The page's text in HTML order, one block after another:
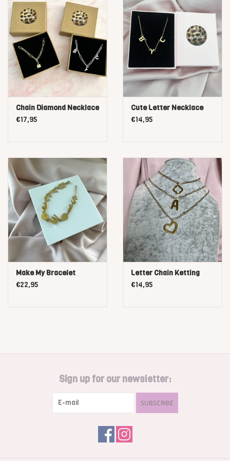
Chain Diamond Necklace
€17,95
Cute Letter Necklace
€14,95
Make My Bracelet
€22,95
Letter Chain Ketting
€14,95
Sign up for our newsletter:
SUBSCRIBE